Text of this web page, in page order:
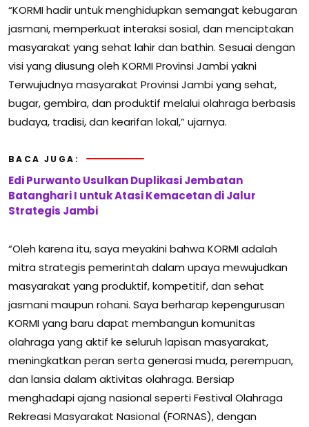
“KORMI hadir untuk menghidupkan semangat kebugaran
jasmani, memperkuat interaksi sosial, dan menciptakan
masyarakat yang sehat lahir dan bathin. Sesuai dengan
visi yang diusung oleh KORMI Provinsi Jambi yakni
Terwujudnya masyarakat Provinsi Jambi yang sehat,
bugar, gembira, dan produktif melalui olahraga berbasis
budaya, tradisi, dan kearifan lokal,” ujarnya.
BACA JUGA:
Edi Purwanto Usulkan Duplikasi Jembatan
Batanghari I untuk Atasi Kemacetan di Jalur
Strategis Jambi
“Oleh karena itu, saya meyakini bahwa KORMI adalah
mitra strategis pemerintah dalam upaya mewujudkan
masyarakat yang produktif, kompetitif, dan sehat
jasmani maupun rohani. Saya berharap kepengurusan
KORMI yang baru dapat membangun komunitas
olahraga yang aktif ke seluruh lapisan masyarakat,
meningkatkan peran serta generasi muda, perempuan,
dan lansia dalam aktivitas olahraga. Bersiap
menghadapi ajang nasional seperti Festival Olahraga
Rekreasi Masyarakat Nasional (FORNAS), dengan